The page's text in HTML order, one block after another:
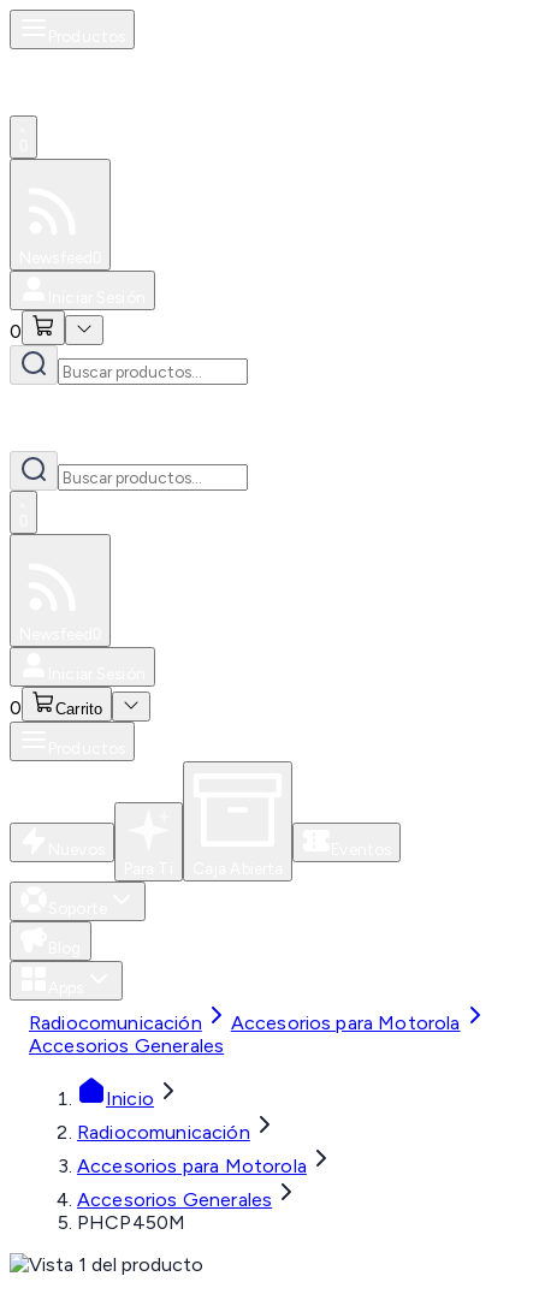
0
0 Carrito
Radiocomunicación
Accesorios para Motorola
Accesorios Generales
Inicio
Radiocomunicación
Accesorios para Motorola
Accesorios Generales
PHCP450M